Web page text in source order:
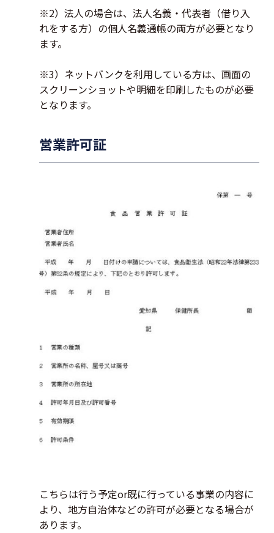
※2）法人の場合は、法人名義・代表者（借り入
れをする方）の個人名義通帳の両方が必要となり
ます。
※3）ネットバンクを利用している方は、画面の
スクリーンショットや明細を印刷したものが必要
となります。
営業許可証
こちらは行う予定or既に行っている事業の内容に
より、地方自治体などの許可が必要となる場合が
あります。